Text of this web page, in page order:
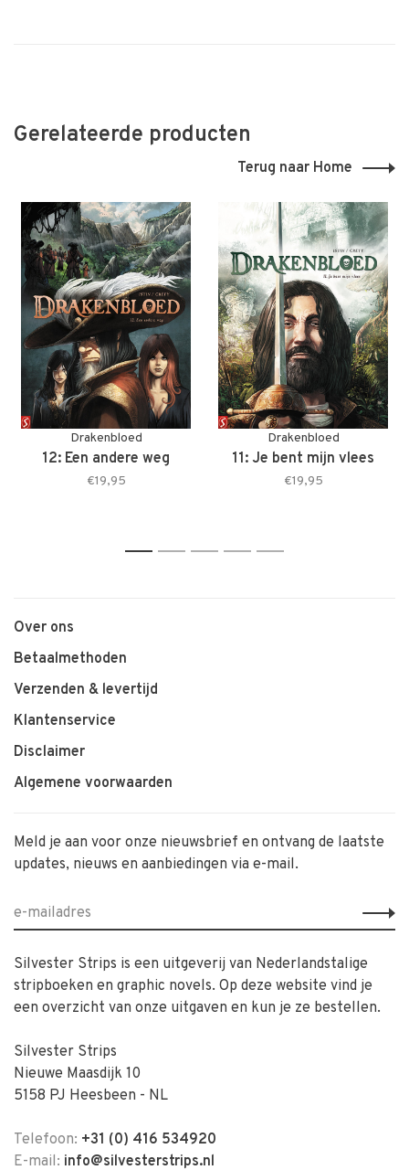
Gerelateerde producten
Terug naar Home
Drakenbloed
12: Een andere weg
€19,95
Drakenbloed
11: Je bent mijn vlees
€19,95
1 2 3 4 5
Over ons
Betaalmethoden
Verzenden & levertijd
Klantenservice
Disclaimer
Algemene voorwaarden
Meld je aan voor onze nieuwsbrief en ontvang de laatste
updates, nieuws en aanbiedingen via e-mail.
Silvester Strips is een uitgeverij van Nederlandstalige
stripboeken en graphic novels. Op deze website vind je
een overzicht van onze uitgaven en kun je ze bestellen.
Silvester Strips
Nieuwe Maasdijk 10
5158 PJ Heesbeen - NL
Telefoon: +31 (0) 416 534920
E-mail: info@silvesterstrips.nl